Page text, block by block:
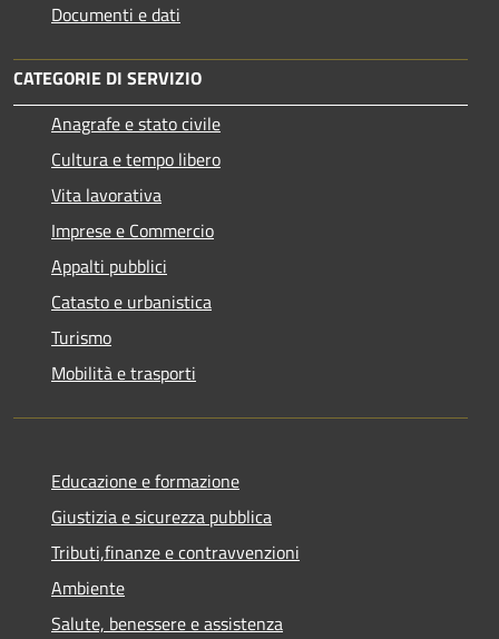
Documenti e dati
CATEGORIE DI SERVIZIO
Anagrafe e stato civile
Cultura e tempo libero
Vita lavorativa
Imprese e Commercio
Appalti pubblici
Catasto e urbanistica
Turismo
Mobilità e trasporti
Educazione e formazione
Giustizia e sicurezza pubblica
Tributi,finanze e contravvenzioni
Ambiente
Salute, benessere e assistenza